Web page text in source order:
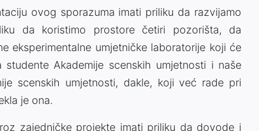
ovog sporazuma imati priliku da razvijamo
da koristimo prostore četiri pozorišta, da
eksperimentalne umjetničke laboratorije koji će
Akademije scenskih umjetnosti i naše
scenskih umjetnosti, dakle, koji već rade pri
je ona.
zajedničke projekte imati priliku da dovode i